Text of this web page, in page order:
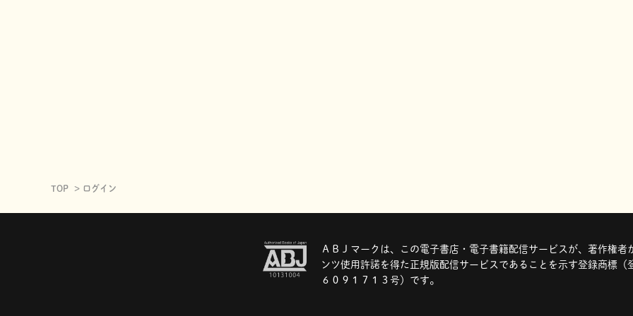
TOP ログイン
ＡＢＪマークは、この電子書店・電子書籍配信サービスが、著作権者
ンツ使用許諾を得た正規版配信サービスであることを示す登録商標（
６０９１７１３号）です。